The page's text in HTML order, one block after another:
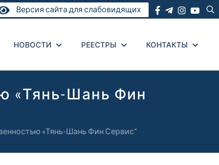
Версия сайта для слабовидящих
НОВОСТИ РЕЕСТРЫ КОНТАКТЫ
«Тянь-Шань Фин
«Тянь-Шань Фин Сервис”